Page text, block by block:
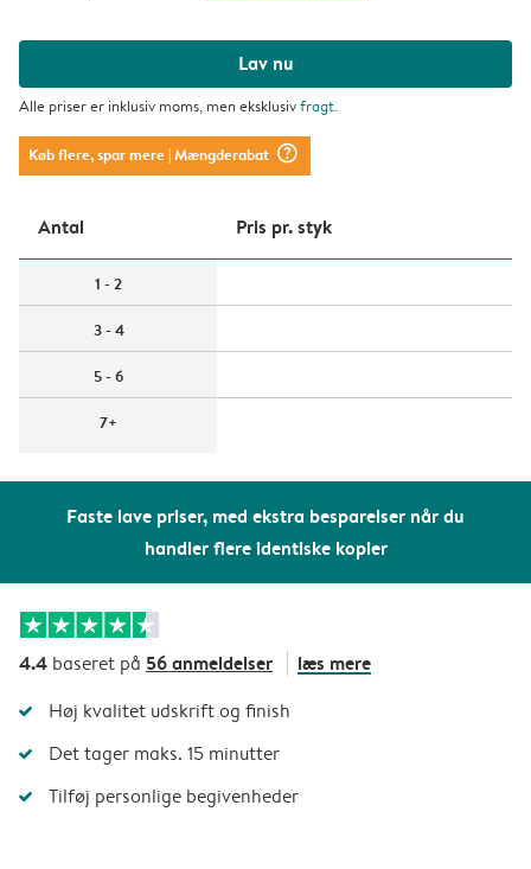
Faste lave priser, med ekstra besparelser når du
handler flere identiske kopier
Lav nu
Alle priser er inklusiv moms, men eksklusivfragt.
Køb flere, spar mere| Mængderabat question_mark_circle
Antal Pris pr. styk
1 - 2
3 - 4
5 - 6
7+
4.4 baseret på 56 anmeldelser læs mere
Høj kvalitet udskrift og finish
Det tager maks. 15 minutter
Tilføj personlige begivenheder